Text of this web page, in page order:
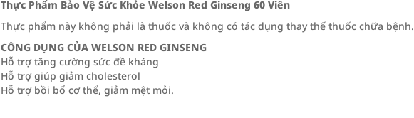
Thực Phẩm Bảo Vệ Sức Khỏe Welson Red Ginseng 60 Viên
Thực phẩm này không phải là thuốc và không có tác dụng thay thế thuốc chữa bệnh.
CÔNG DỤNG CỦA WELSON RED GINSENG
Hỗ trợ tăng cường sức đề kháng
Hỗ trợ giúp giảm cholesterol
Hỗ trợ bồi bổ cơ thể, giảm mệt mỏi.